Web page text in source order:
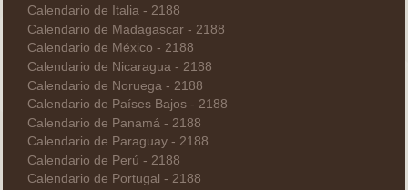
Calendario de Italia - 2188
Calendario de Madagascar - 2188
Calendario de México - 2188
Calendario de Nicaragua - 2188
Calendario de Noruega - 2188
Calendario de Países Bajos - 2188
Calendario de Panamá - 2188
Calendario de Paraguay - 2188
Calendario de Perú - 2188
Calendario de Portugal - 2188